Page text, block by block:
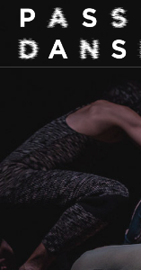
LA SAISON 25/26
MAI DE LA DANSE
LE PASSEDANSE
LES LIEUX PARTENAIRES
ADHÉREZ